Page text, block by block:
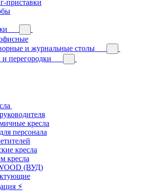
приставки
и журнальные столы
перегородки
кресла
персонала
кресла
кресла
(ВУД)
⚡